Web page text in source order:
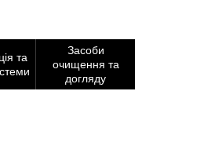
та
Засоби
очищення та
догляду